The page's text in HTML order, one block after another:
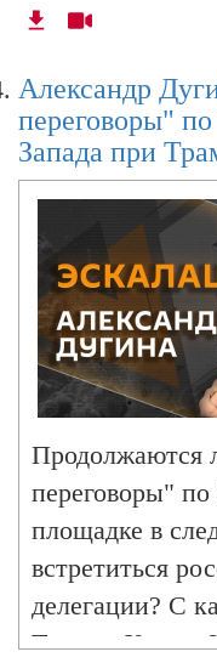
Румынию после
выборах?
"Эскалация
радио Sputnik.
Александр
переговоры"
Запада при
Продолжаются
переговоры"
площадке в
встретиться
делегации? С
Турции Хакан